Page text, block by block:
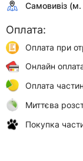
Самовивіз (м.
Оплата:
Оплата при
Онлайн
Оплата
Миттєва
Покупка